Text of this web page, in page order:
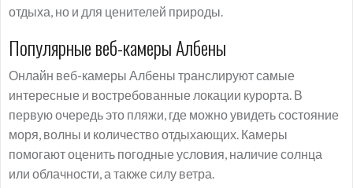
отдыха, но и для ценителей природы.
Популярные веб-камеры Албены
Онлайн веб-камеры Албены транслируют самые
интересные и востребованные локации курорта. В
первую очередь это пляжи, где можно увидеть состояние
моря, волны и количество отдыхающих. Камеры
помогают оценить погодные условия, наличие солнца
или облачности, а также силу ветра.